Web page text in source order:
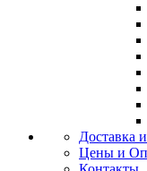
Доставка
Цены и